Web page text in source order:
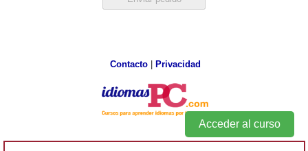
Acceder al curso
Contacto| Privacidad